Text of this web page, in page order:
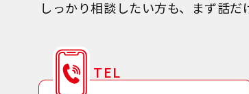
しっかり相談したい方も、まず話だ
TEL